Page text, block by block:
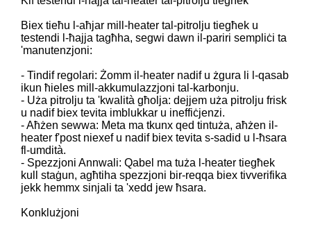
Biex tieħu l-aħjar mill-heater tal-pitrolju tiegħek u
testendi l-ħajja tagħha, segwi dawn il-pariri sempliċi ta
'manutenzjoni:
- Tindif regolari: Żomm il-heater nadif u żgura li l-qasab
ikun ħieles mill-akkumulazzjoni tal-karbonju.
- Uża pitrolju ta 'kwalità għolja: dejjem uża pitrolju frisk
u nadif biex tevita imblukkar u ineffiċjenzi.
- Aħżen sewwa: Meta ma tkunx qed tintuża, aħżen il-
heater f'post niexef u nadif biex tevita s-sadid u l-ħsara
fl-umdità.
- Spezzjoni Annwali: Qabel ma tuża l-heater tiegħek
kull staġun, agħtiha spezzjoni bir-reqqa biex tivverifika
jekk hemmx sinjali ta 'xedd jew ħsara.
Konklużjoni